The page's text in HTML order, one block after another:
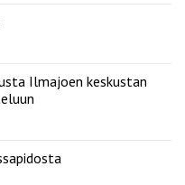
Ilmajoen keskustan